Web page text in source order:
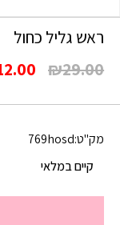
ראש גליל כחול
₪29.00
היה:
מק"ט:769hosd
קיים במלאי